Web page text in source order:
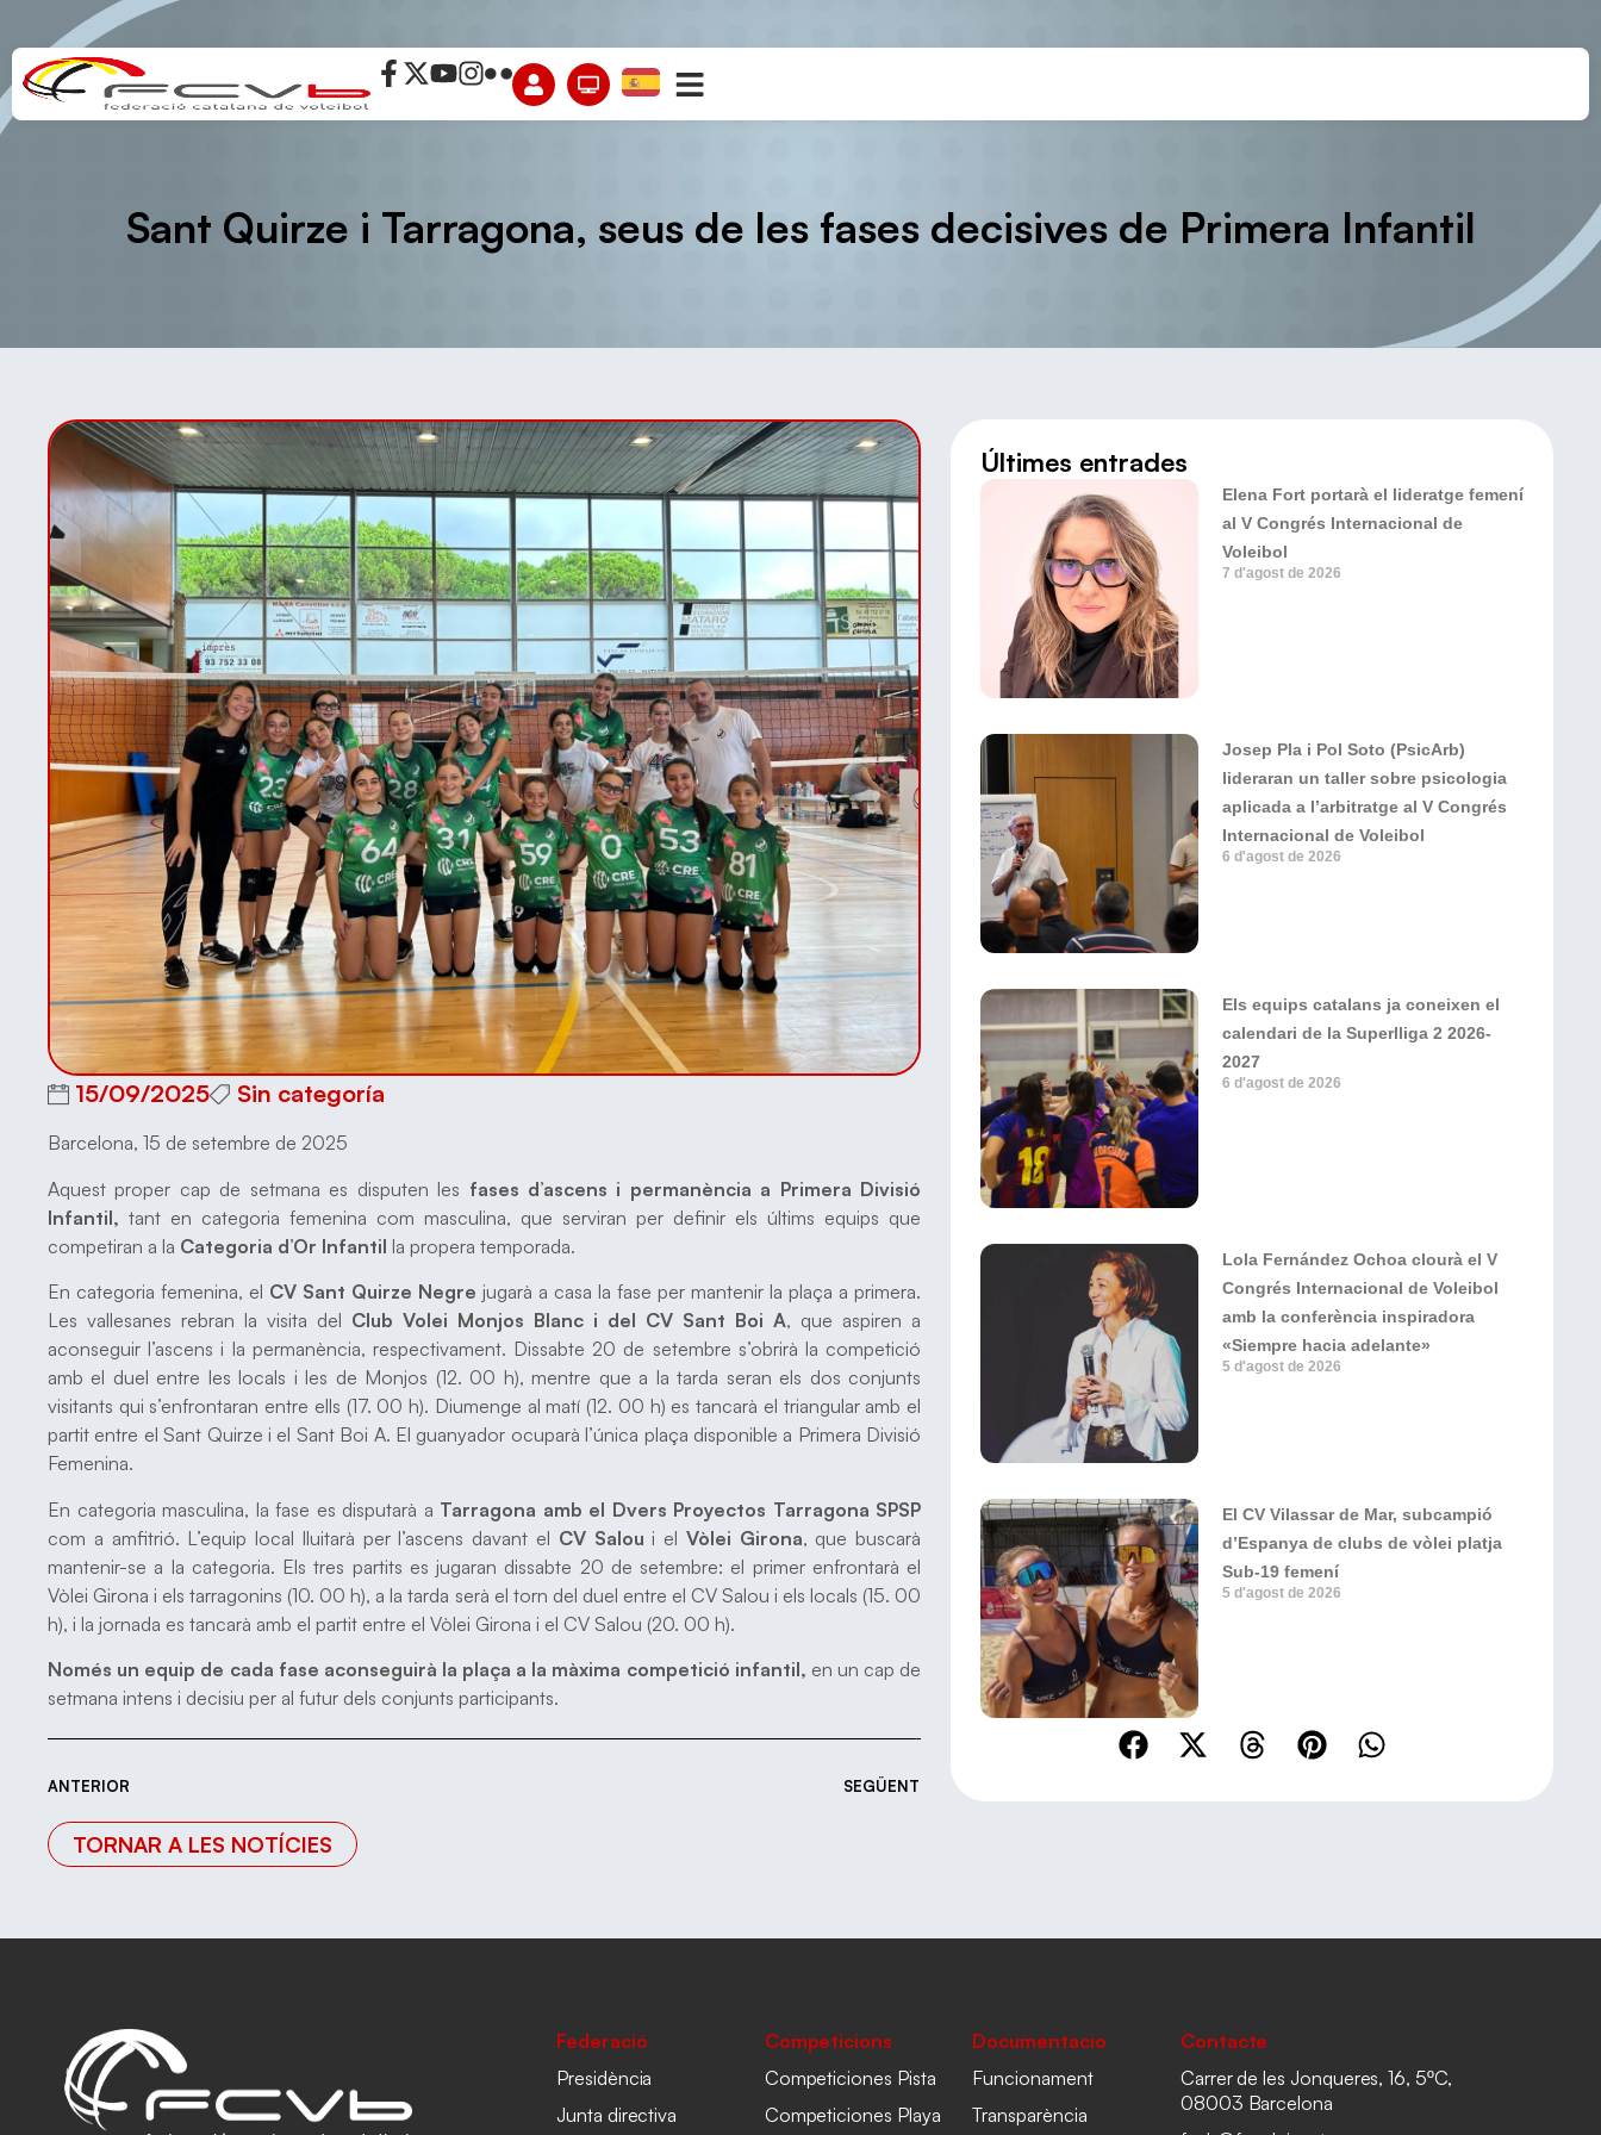
Sant Quirze i Tarragona, seus de les fases decisives de Primera Infantil
15/09/2025 Sin categoría
Barcelona, 15 de setembre de 2025
Aquest proper cap de setmana es disputen les fases d’ascens i permanència a Primera Divisió
Infantil, tant en categoria femenina com masculina, que serviran per definir els últims equips que
competiran a la Categoria d’Or Infantil la propera temporada.
En categoria femenina, el CV Sant Quirze Negre jugarà a casa la fase per mantenir la plaça a primera.
Les vallesanes rebran la visita del Club Volei Monjos Blanc i del CV Sant Boi A, que aspiren a
aconseguir l’ascens i la permanència, respectivament. Dissabte 20 de setembre s’obrirà la competició
amb el duel entre les locals i les de Monjos (12. 00 h), mentre que a la tarda seran els dos conjunts
visitants qui s’enfrontaran entre ells (17. 00 h). Diumenge al matí (12. 00 h) es tancarà el triangular amb el
partit entre el Sant Quirze i el Sant Boi A. El guanyador ocuparà l’única plaça disponible a Primera Divisió
Femenina.
En categoria masculina, la fase es disputarà a Tarragona amb el Dvers Proyectos Tarragona SPSP
com a amfitrió. L’equip local lluitarà per l’ascens davant el CV Salou i el Vòlei Girona, que buscarà
mantenir-se a la categoria. Els tres partits es jugaran dissabte 20 de setembre: el primer enfrontarà el
Vòlei Girona i els tarragonins (10. 00 h), a la tarda serà el torn del duel entre el CV Salou i els locals (15. 00
h), i la jornada es tancarà amb el partit entre el Vòlei Girona i el CV Salou (20. 00 h).
Només un equip de cada fase aconseguirà la plaça a la màxima competició infantil, en un cap de
setmana intens i decisiu per al futur dels conjunts participants.
ANTERIOR SEGÜENT
TORNAR A LES NOTÍCIES
Últimes entrades
Elena Fort portarà el lideratge femení
al V Congrés Internacional de
Voleibol
7 d'agost de 2026
Josep Pla i Pol Soto (PsicArb)
lideraran un taller sobre psicologia
aplicada a l’arbitratge al V Congrés
Internacional de Voleibol
6 d'agost de 2026
Els equips catalans ja coneixen el
calendari de la Superlliga 2 2026-
2027
6 d'agost de 2026
Lola Fernández Ochoa clourà el V
Congrés Internacional de Voleibol
amb la conferència inspiradora
«Siempre hacia adelante»
5 d'agost de 2026
El CV Vilassar de Mar, subcampió
d’Espanya de clubs de vòlei platja
Sub-19 femení
5 d'agost de 2026
Federació
Presidència
Junta directiva
Competicions
Competiciones Pista
Competiciones Playa
Documentacio
Funcionament
Transparència
Contacte
Carrer de les Jonqueres, 16, 5ºC,
08003 Barcelona